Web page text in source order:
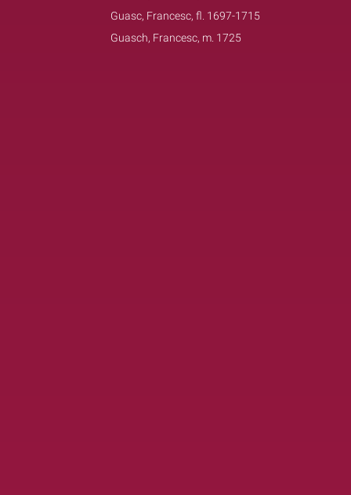
Guasc, Francesc, fl. 1697-1715
Guasch, Francesc, m. 1725